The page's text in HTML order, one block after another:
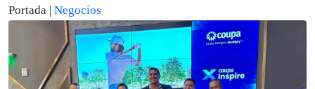
Portada | Negocios